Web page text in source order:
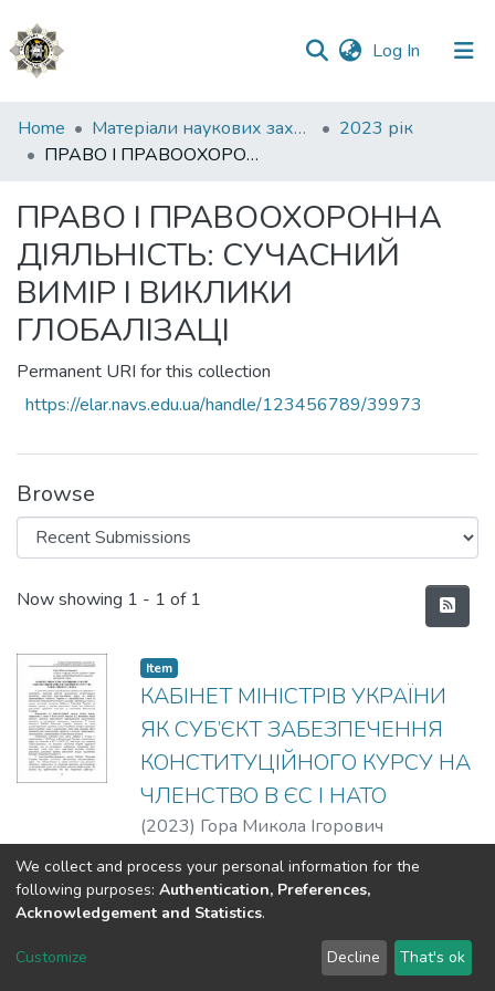
Log In (current)
Communities
&
All of DSpace
Statistics
Home Матеріали наукових заходів
2023 рік
ПРАВО І ПРАВООХОРОННА ДІЯЛЬНІСТЬ: СУЧАСНИЙ ВИМІР І ВИКЛИКИ ГЛОБАЛІЗАЦІ
ПРАВО І ПРАВООХОРОННА
ДІЯЛЬНІСТЬ: СУЧАСНИЙ
ВИМІР І ВИКЛИКИ
ГЛОБАЛІЗАЦІ
Permanent URI for this collection
https://elar.navs.edu.ua/handle/123456789/39973
Browse
Recent Submissions
Now showing 1 - 1 of 1
Item
КАБІНЕТ МІНІСТРІВ УКРАЇНИ
ЯК СУБ’ЄКТ ЗАБЕЗПЕЧЕННЯ
КОНСТИТУЦІЙНОГО КУРСУ НА
ЧЛЕНСТВО В ЄС І НАТО
(2023) Гора Микола Ігорович
DSpace software copyright © 2002-2026 LYRASIS
Send Feedback
We collect and process your personal information for the
following purposes: Authentication, Preferences,
Acknowledgement and Statistics.
Customize Decline That's ok